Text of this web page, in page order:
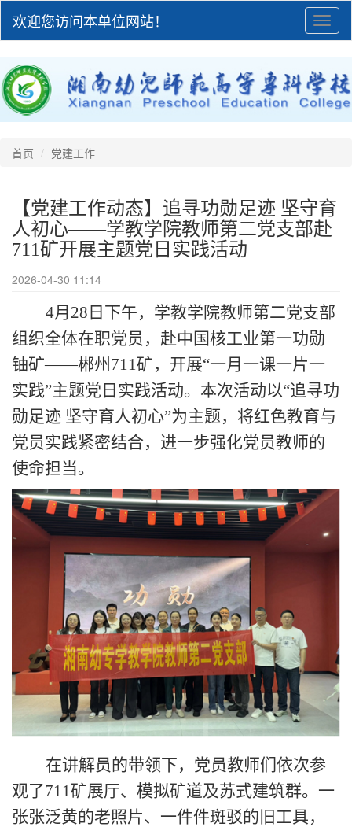
欢迎您访问本单位网站！
首页 党建工作
【党建工作动态】追寻功勋足迹 坚守育
人初心——学教学院教师第二党支部赴
711矿开展主题党日实践活动
2026-04-30 11:14
4月28日下午，学教学院教师第二党支部
组织全体在职党员，赴中国核工业第一功勋
铀矿——郴州711矿，开展“一月一课一片一
实践”主题党日实践活动。本次活动以“追寻功
勋足迹 坚守育人初心”为主题，将红色教育与
党员实践紧密结合，进一步强化党员教师的
使命担当。
在讲解员的带领下，党员教师们依次参
观了711矿展厅、模拟矿道及苏式建筑群。一
张张泛黄的老照片、一件件斑驳的旧工具，